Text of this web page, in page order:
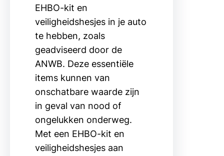
EHBO-kit en
veiligheidshesjes in je auto
te hebben, zoals
geadviseerd door de
ANWB. Deze essentiële
items kunnen van
onschatbare waarde zijn
in geval van nood of
ongelukken onderweg.
Met een EHBO-kit en
veiligheidshesjes aan